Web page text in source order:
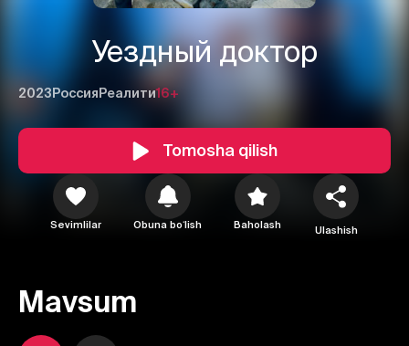
Уездный доктор
2023 Россия Реалити16+
Tomosha qilish
Sevimlilar Obuna boʻlish Baholash Ulashish
Mavsum